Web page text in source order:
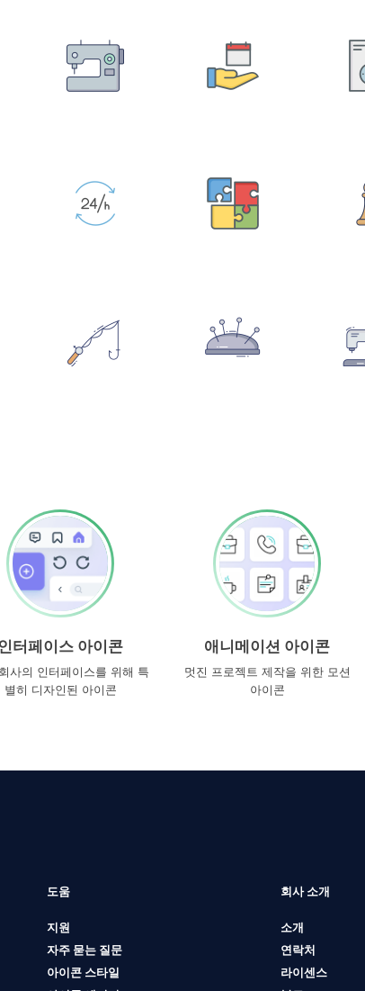
인터페이스 아이콘
사의 인터페이스를 위해 특
별히 디자인된 아이콘
애니메이션 아이콘
멋진 프로젝트 제작을 위한 모션
아이콘
도움
지원
자주 묻는 질문
아이콘 스타일
회사 소개
소개
연락처
라이센스